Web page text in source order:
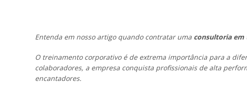
Entenda em nosso artigo quando contratar uma consultoria
O treinamento corporativo é de extrema importância para a
colaboradores, a empresa conquista profissionais de alta
encantadores.